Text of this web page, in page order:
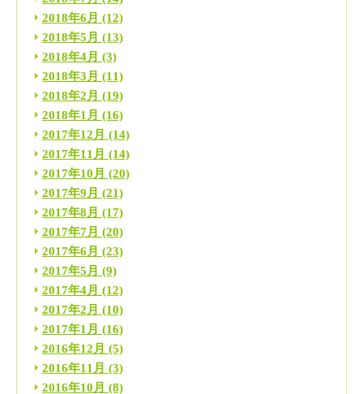
2018年6月 (12)
2018年5月 (13)
2018年4月 (3)
2018年3月 (11)
2018年2月 (19)
2018年1月 (16)
2017年12月 (14)
2017年11月 (14)
2017年10月 (20)
2017年9月 (21)
2017年8月 (17)
2017年7月 (20)
2017年6月 (23)
2017年5月 (9)
2017年4月 (12)
2017年2月 (10)
2017年1月 (16)
2016年12月 (5)
2016年11月 (3)
2016年10月 (8)